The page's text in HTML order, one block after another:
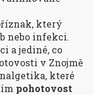
který
nebo infekci.
a jediné, co
v Znojmě
které
pohotovost